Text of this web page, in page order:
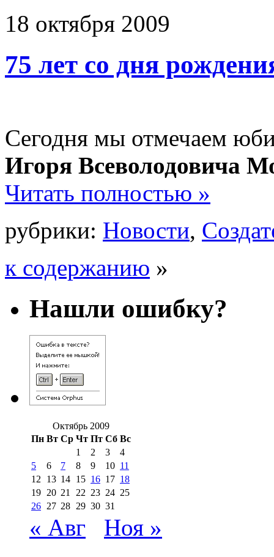
18 октября 2009
75 лет со дня
Сегодня мы отмечаем
Игоря Всеволодовича
Читать полностью »
рубрики: Новости,
к содержанию »
Нашли ошибку?
Октябрь 2009
Пн Вт Ср Чт Пт Сб Вс
1
2 3
4
5
6 7 8 9 10 11
12 13 14 15 16 17 18
19 20 21 22 23 24 25
26 27 28 29 30 31
« Авг Ноя »